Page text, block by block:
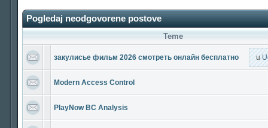
Pogledaj neodgovorene postove
Teme
закулисье фильм 2026 смотреть онлайн бесплатно u
Modern Access Control
PlayNow BC Analysis